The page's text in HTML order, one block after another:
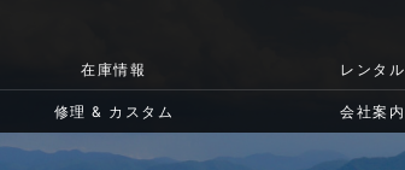
在庫情報 レンタル
修理 & カスタム 会社案内